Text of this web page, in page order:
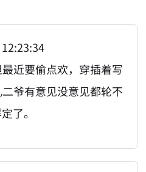
近要偷点欢，穿插着写
爷有意见没意见都轮不
了。